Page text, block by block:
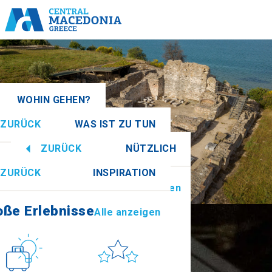
WOHIN GEHEN?
Imathia
ZURÜCK WAS IST ZU TUN
Kultur
ZURÜCK NÜTZLICH
Alle anzeigen
How to get there
ZURÜCK INSPIRATION
ErlebnisseAlle anzeigen